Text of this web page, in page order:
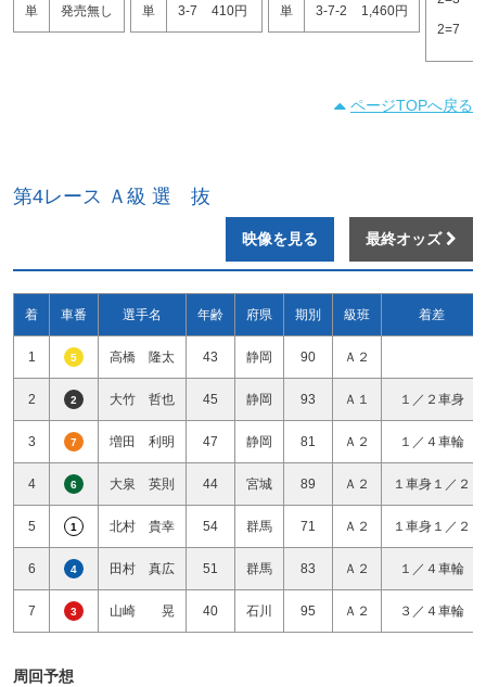
単 発売無し 単 3-7 410円 単 3-7-2 1,460円
2=7
ページTOPへ戻る
第4レース Ａ級 選 抜
映像を見る 最終オッズ
着 車番 選手名 年齢 府県 期別 級班 着差
1 5 高橋 隆太 43 静岡 90 Ａ２
2 2 大竹 哲也 45 静岡 93 Ａ１ １／２車身
3 7 増田 利明 47 静岡 81 Ａ２ １／４車輪
4 6 大泉 英則 44 宮城 89 Ａ２ １車身１／２
5 1 北村 貴幸 54 群馬 71 Ａ２ １車身１／２
6 4 田村 真広 51 群馬 83 Ａ２ １／４車輪
7 3 山崎 晃 40 石川 95 Ａ２ ３／４車輪
周回予想